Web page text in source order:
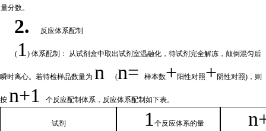
量分数。
2. 反应体系配制
(1 ) 体系配制： 从试剂盒中取出试剂室温融化，待试剂完全解冻，颠倒混匀后
瞬时离心。若待检样品数量为 n(n=样本数+阳性对照+阴性对照)，则
按n+1个反应配制体系，反应体系配制如下表。
试剂 1 个反应体系的量